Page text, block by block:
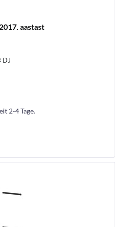
aastast
DJ
2-4 Tage.